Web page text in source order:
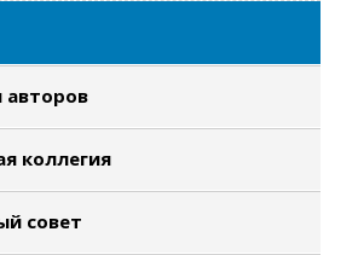
авторов
коллегия
совет